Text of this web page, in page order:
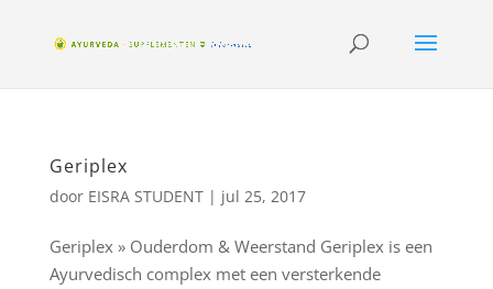
Geriplex
door EISRA STUDENT| jul 25, 2017
Geriplex » Ouderdom & Weerstand Geriplex is een
Ayurvedisch complex met een versterkende